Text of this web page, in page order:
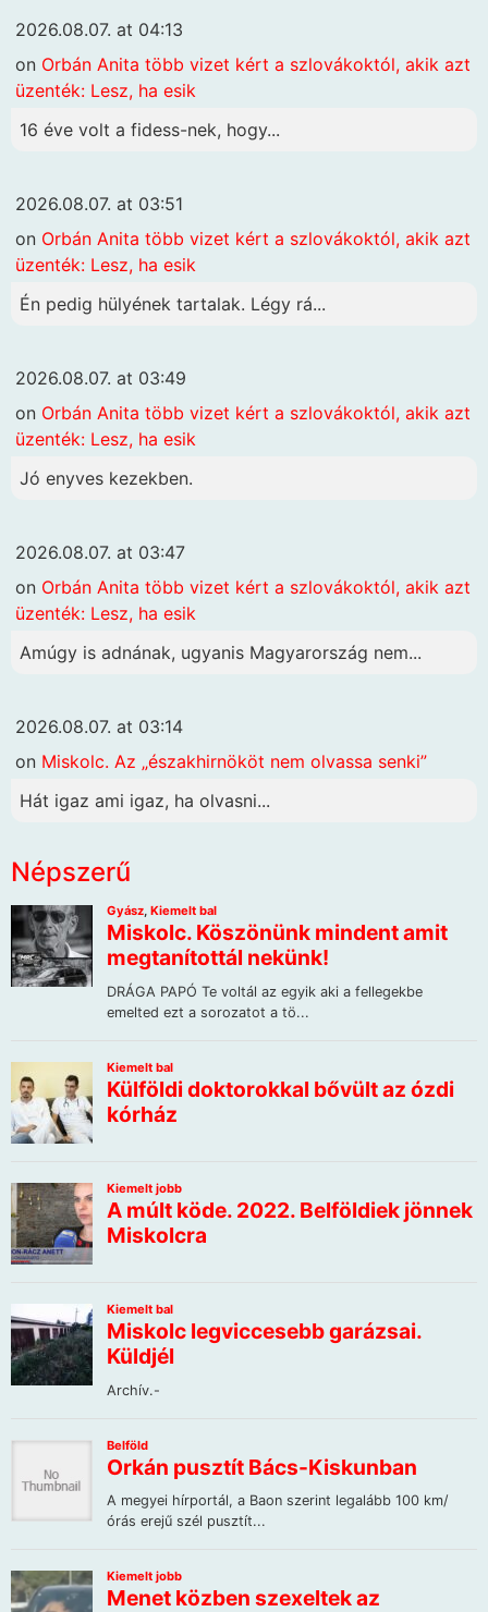
2026.08.07. at 04:13
on Orbán Anita több vizet kért a szlovákoktól, akik azt
üzenték: Lesz, ha esik
16 éve volt a fidess-nek, hogy...
2026.08.07. at 03:51
on Orbán Anita több vizet kért a szlovákoktól, akik azt
üzenték: Lesz, ha esik
Én pedig hülyének tartalak. Légy rá...
2026.08.07. at 03:49
on Orbán Anita több vizet kért a szlovákoktól, akik azt
üzenték: Lesz, ha esik
Jó enyves kezekben.
2026.08.07. at 03:47
on Orbán Anita több vizet kért a szlovákoktól, akik azt
üzenték: Lesz, ha esik
Amúgy is adnának, ugyanis Magyarország nem...
2026.08.07. at 03:14
on Miskolc. Az „északhirnököt nem olvassa senki”
Hát igaz ami igaz, ha olvasni...
Népszerű